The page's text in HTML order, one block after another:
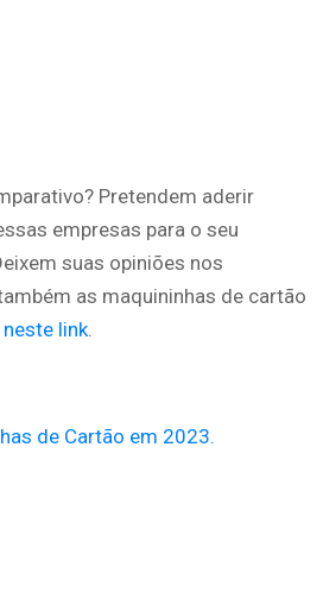
Pretendem aderir
empresas para o seu
suas opiniões nos
as maquininhas de cartão
neste link.
de Cartão em 2023.